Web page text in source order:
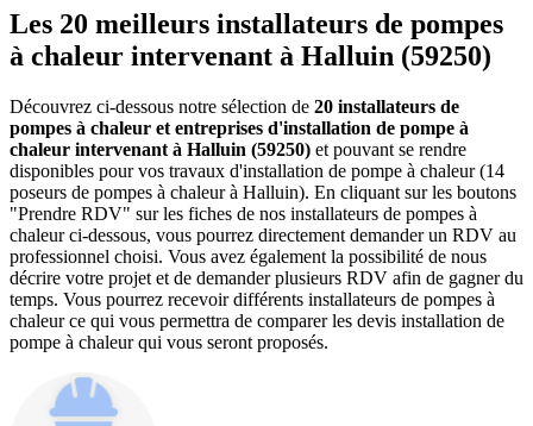
Les 20 meilleurs installateurs de pompes
à chaleur intervenant à Halluin (59250)
Découvrez ci-dessous notre sélection de 20 installateurs de
pompes à chaleur et entreprises d'installation de pompe à
chaleur intervenant à Halluin (59250) et pouvant se rendre
disponibles pour vos travaux d'installation de pompe à chaleur (14
poseurs de pompes à chaleur à Halluin). En cliquant sur les boutons
"Prendre RDV" sur les fiches de nos installateurs de pompes à
chaleur ci-dessous, vous pourrez directement demander un RDV au
professionnel choisi. Vous avez également la possibilité de nous
décrire votre projet et de demander plusieurs RDV afin de gagner du
temps. Vous pourrez recevoir différents installateurs de pompes à
chaleur ce qui vous permettra de comparer les devis installation de
pompe à chaleur qui vous seront proposés.